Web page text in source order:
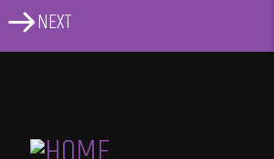
NEXT